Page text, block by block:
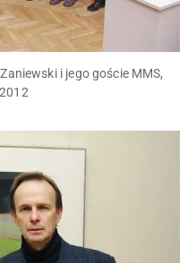
i jego goście MMS,